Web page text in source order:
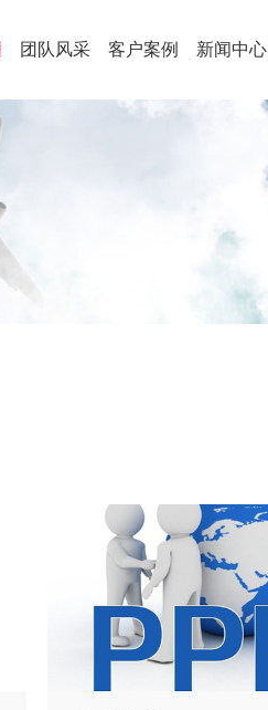
团队风采 客户案例 新闻中心